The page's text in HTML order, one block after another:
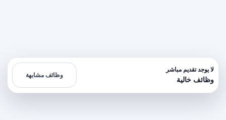
لا يوجد تقديم مباشر
وظائف خالية
وظائف مشابهة